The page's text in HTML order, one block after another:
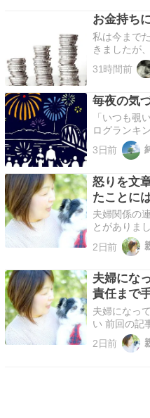
発作が起こ
ー源である
お金持ち
私は今まで
きましたが
にはスーパ
ってます。
瞭然なので
金に苦労し
31時間前
毎夜の気
「いつも覗
ログランキ
ていないの
ら思い悩む
聖なるキャ
聖なる意識
3日前
怒りを文
たことに
夫婦関係の
とがありま
って。夫婦
ぞれ違って
過ごしてい
に、もう一
2日前
夫婦にな
責任まで
#476
夫婦になっ
い 前回の記
と願うこと
ついて考え
2日前